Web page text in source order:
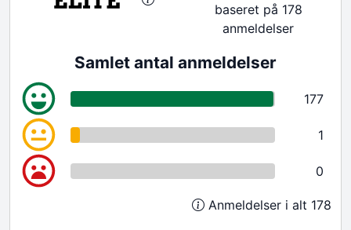
baseret på 178
anmeldelser
Samlet antal anmeldelser
177
1
0
Anmeldelser i alt 178